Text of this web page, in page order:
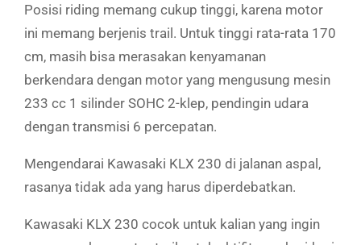
Posisi riding memang cukup tinggi, karena motor
ini memang berjenis trail. Untuk tinggi rata-rata 170
cm, masih bisa merasakan kenyamanan
berkendara dengan motor yang mengusung mesin
233 cc 1 silinder SOHC 2-klep, pendingin udara
dengan transmisi 6 percepatan.
Mengendarai Kawasaki KLX 230 di jalanan aspal,
rasanya tidak ada yang harus diperdebatkan.
Kawasaki KLX 230 cocok untuk kalian yang ingin